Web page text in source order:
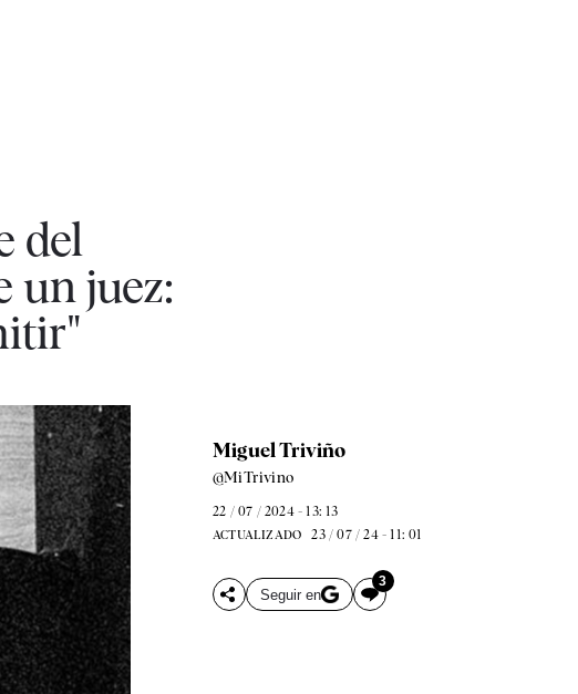
del
un juez:
Miguel Triviño
@MiTrivino
22 / 07 / 2024 - 13: 13
ACTUALIZADO 23 / 07 / 24 - 11: 01
Seguir en
3